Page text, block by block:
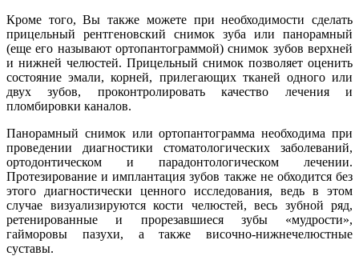
Кроме того, Вы также можете при необходимости сделать
прицельный рентгеновский снимок зуба или панорамный
(еще его называют ортопантограммой) снимок зубов верхней
и нижней челюстей. Прицельный снимок позволяет оценить
состояние эмали, корней, прилегающих тканей одного или
двух зубов, проконтролировать качество лечения и
пломбировки каналов.
Панорамный снимок или ортопантограмма необходима при
проведении диагностики стоматологических заболеваний,
ортодонтическом и парадонтологическом лечении.
Протезирование и имплантация зубов также не обходится без
этого диагностически ценного исследования, ведь в этом
случае визуализируются кости челюстей, весь зубной ряд,
ретенированные и прорезавшиеся зубы «мудрости»,
гайморовы пазухи, а также височно-нижнечелюстные
суставы.